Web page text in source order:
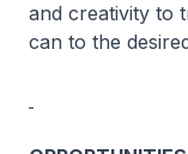
and creativity to
can to the